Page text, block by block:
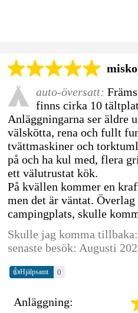
auto-översatt:
finns cirka 10
Anläggningarna ser äldre
välskötta, rena och fullt
tvättmaskiner och
på och ha kul med, flera
ett välutrustat kök.
På kvällen kommer en
men det är väntat.
campingplats, skulle
Skulle jag komma
senaste besök: Augusti
👍Hjälpsamt 0
Anläggning: